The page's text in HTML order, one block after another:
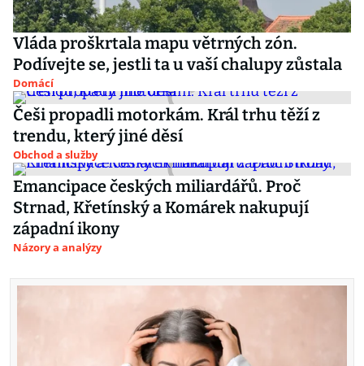
Vláda proškrtala mapu větrných zón.
Podívejte se, jestli ta u vaší chalupy zůstala
Domácí
Češi propadli motorkám. Král trhu těží z
trendu, který jiné děsí
Obchod a služby
Emancipace českých miliardářů. Proč
Strnad, Křetínský a Komárek nakupují
západní ikony
Názory a analýzy